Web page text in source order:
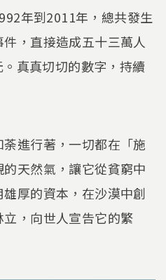
年到2011年，總共發生
，直接造成五十三萬人
真真切切的數字，持續
進行著，一切都在「施
天然氣，讓它從貧窮中
厚的資本，在沙漠中創
，向世人宣告它的繁